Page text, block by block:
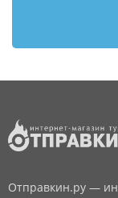
Отправкин.ру —